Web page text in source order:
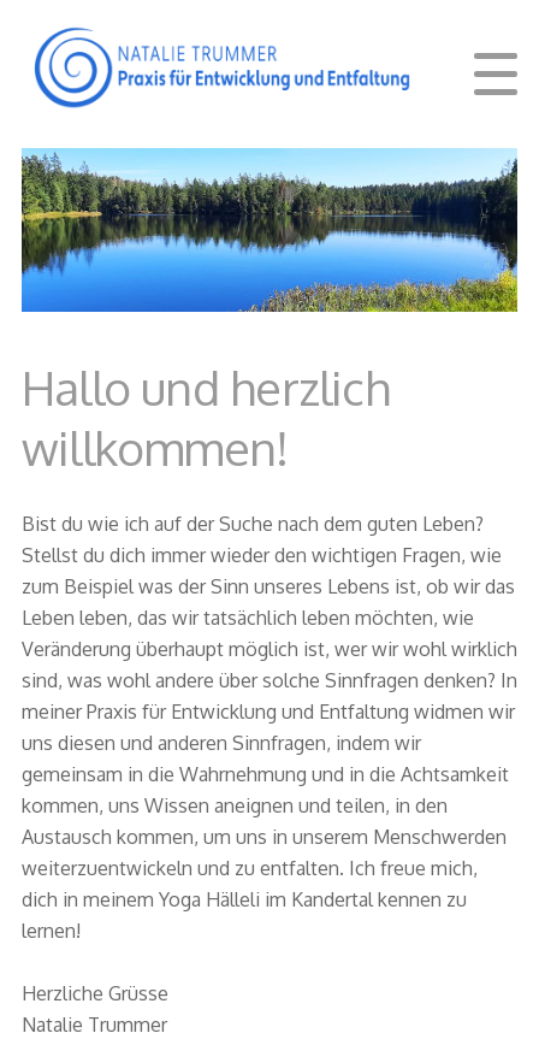
Hallo und herzlich
willkommen!
Bist du wie ich auf der Suche nach dem guten Leben?
Stellst du dich immer wieder den wichtigen Fragen, wie
zum Beispiel was der Sinn unseres Lebens ist, ob wir das
Leben leben, das wir tatsächlich leben möchten, wie
Veränderung überhaupt möglich ist, wer wir wohl wirklich
sind, was wohl andere über solche Sinnfragen denken? In
meiner Praxis für Entwicklung und Entfaltung widmen wir
uns diesen und anderen Sinnfragen, indem wir
gemeinsam in die Wahrnehmung und in die Achtsamkeit
kommen, uns Wissen aneignen und teilen, in den
Austausch kommen, um uns in unserem Menschwerden
weiterzuentwickeln und zu entfalten. Ich freue mich,
dich in meinem Yoga Hälleli im Kandertal kennen zu
lernen!
Herzliche Grüsse
Natalie Trummer